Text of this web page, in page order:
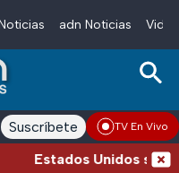
adn Noticias
adn Noticias Radio
Suscríbete TV En Vivo
Estados Unidos